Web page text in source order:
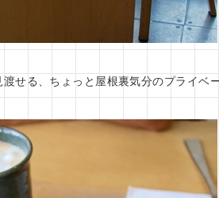
渡せる、ちょっと屋根裏気分のプライベ